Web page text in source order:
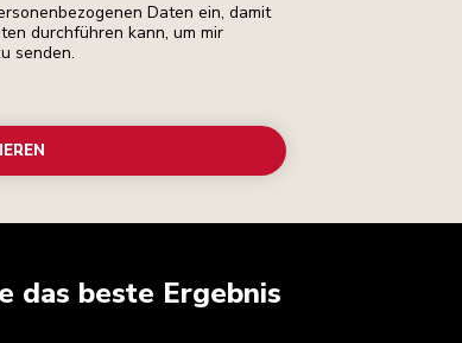
Daten ein, damit
durchführen kann, um mir
senden.
das beste Ergebnis